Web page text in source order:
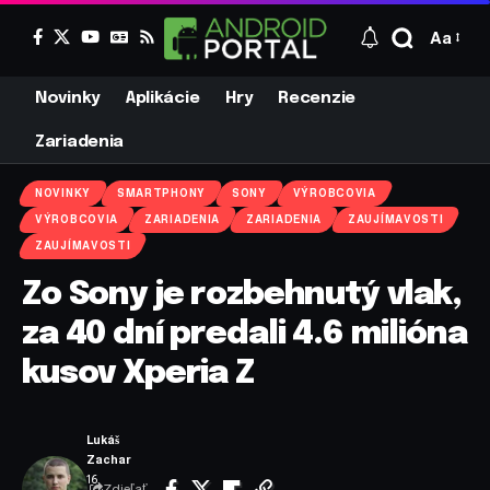
Aa
Novinky Aplikácie Hry Recenzie
Zariadenia
NOVINKY SMARTPHONY SONY VÝROBCOVIA
VÝROBCOVIA ZARIADENIA ZARIADENIA ZAUJÍMAVOSTI
ZAUJÍMAVOSTI
Zo Sony je rozbehnutý vlak,
za 40 dní predali 4.6 milióna
kusov Xperia Z
16.
Lukáš
Zachar